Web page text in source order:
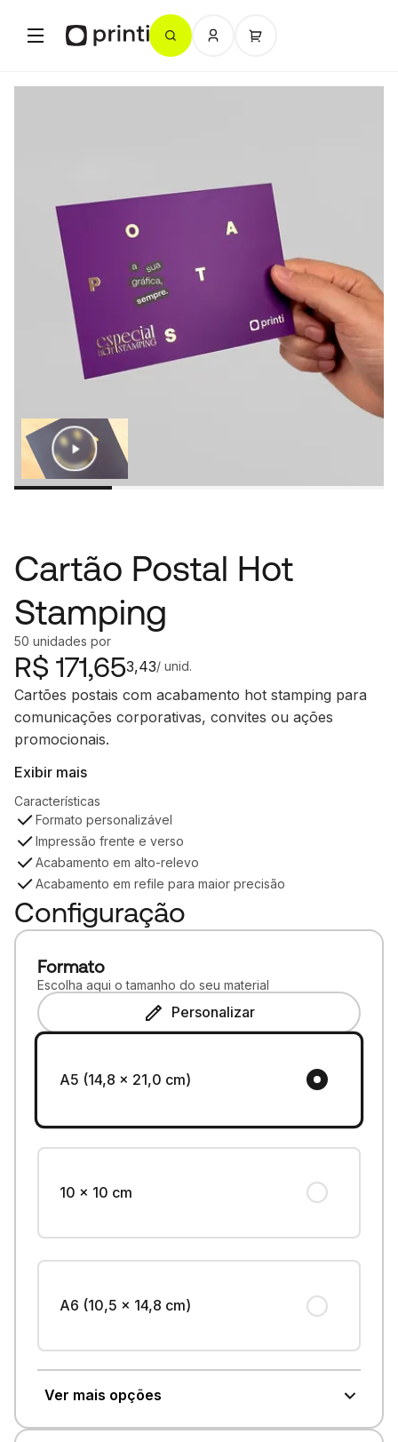
Cartão Postal Hot
Stamping
50 unidades por
R$ 171,65 / unid.
3,43
Cartões postais com acabamento hot stamping para
comunicações corporativas, convites ou ações
promocionais.
Exibir mais
Características
Formato personalizável
Impressão frente e verso
Acabamento em alto-relevo
Acabamento em refile para maior precisão
Configuração
Formato
Escolha aqui o tamanho do seu material
Personalizar
A5 (14,8 x 21,0 cm)
10 x 10 cm
A6 (10,5 x 14,8 cm)
Ver mais opções